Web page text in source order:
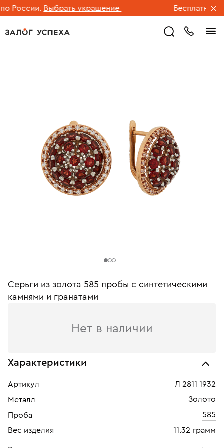
России. Выбрать украшение Бесплатная
Серьги из золота 585 пробы c синтетическими
камнями и гранатами
Нет в наличии
Характеристики
Артикул
Л 2811 1932
Металл
Золото
Проба
585
Вес изделия
11.32 грамм